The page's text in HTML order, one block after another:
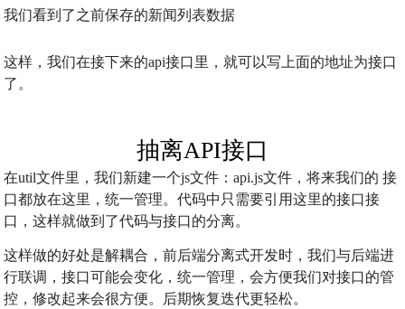
我们看到了之前保存的新闻列表数据
这样，我们在接下来的api接口里，就可以写上面的地址为接口
了。
抽离API接口
在util文件里，我们新建一个js文件：api.js文件，将来我们的 接
口都放在这里，统一管理。代码中只需要引用这里的接口接
口，这样就做到了代码与接口的分离。
这样做的好处是解耦合，前后端分离式开发时，我们与后端进
行联调，接口可能会变化，统一管理，会方便我们对接口的管
控，修改起来会很方便。后期恢复迭代更轻松。